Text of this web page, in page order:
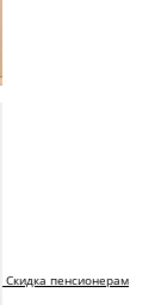
Скидка пенсионерам